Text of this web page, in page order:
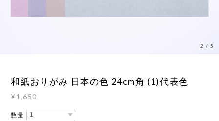
3 /5
和紙おりがみ 日本の色 24cm角 (1)代表色
¥1,650
数量